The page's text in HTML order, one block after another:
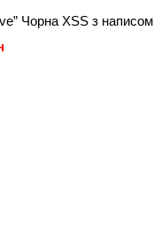
Чорна XSS з написом